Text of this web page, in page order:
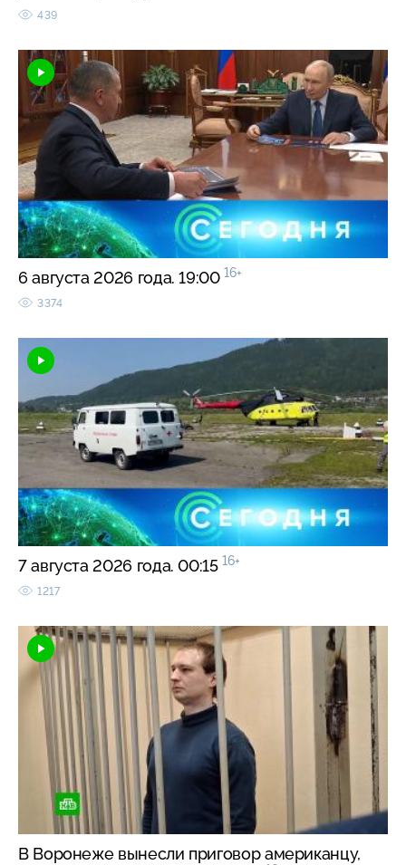
439
6 августа 2026 года. 19:00 16+
3374
7 августа 2026 года. 00:15 16+
1217
В Воронеже вынесли приговор американцу,